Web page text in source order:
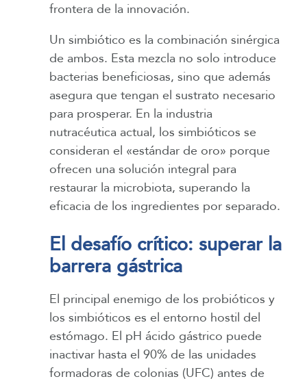
frontera de la innovación.
Un simbiótico es la combinación sinérgica
de ambos. Esta mezcla no solo introduce
bacterias beneficiosas, sino que además
asegura que tengan el sustrato necesario
para prosperar. En la industria
nutracéutica actual, los simbióticos se
consideran el «estándar de oro» porque
ofrecen una solución integral para
restaurar la microbiota, superando la
eficacia de los ingredientes por separado.
El desafío crítico: superar la
barrera gástrica
El principal enemigo de los probióticos y
los simbióticos es el entorno hostil del
estómago. El pH ácido gástrico puede
inactivar hasta el 90% de las unidades
formadoras de colonias (UFC) antes de